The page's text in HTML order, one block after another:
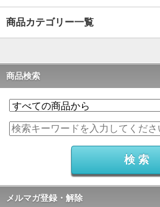
商品カテゴリー一覧
商品検索
メルマガ登録・解除